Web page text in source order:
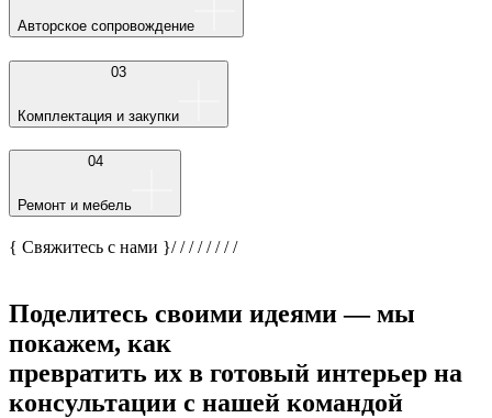
Авторское сопровождение
03
Комплектация и закупки
04
Ремонт и мебель
{ Свяжитесь с нами }////////
Поделитесь своими идеями — мы
покажем, как
превратить их в готовый интерьер на
консультации с нашей командой